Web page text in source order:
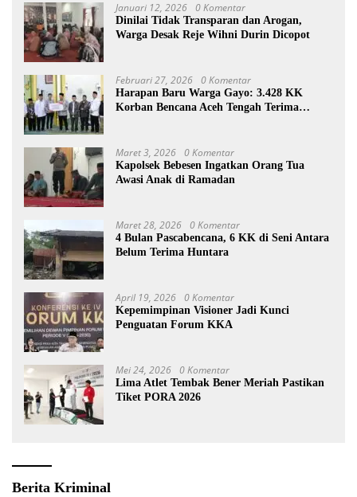
Januari 12, 2026 0 Komentar
Dinilai Tidak Transparan dan Arogan,
Warga Desak Reje Wihni Durin Dicopot
Februari 27, 2026 0 Komentar
Harapan Baru Warga Gayo: 3.428 KK
Korban Bencana Aceh Tengah Terima
Maret 3, 2026 0 Komentar
Kapolsek Bebesen Ingatkan Orang Tua
Awasi Anak di Ramadan
Maret 28, 2026 0 Komentar
4 Bulan Pascabencana, 6 KK di Seni Antara
Belum Terima Huntara
April 19, 2026 0 Komentar
Kepemimpinan Visioner Jadi Kunci
Penguatan Forum KKA
Mei 24, 2026 0 Komentar
Lima Atlet Tembak Bener Meriah Pastikan
Tiket PORA 2026
Berita Kriminal